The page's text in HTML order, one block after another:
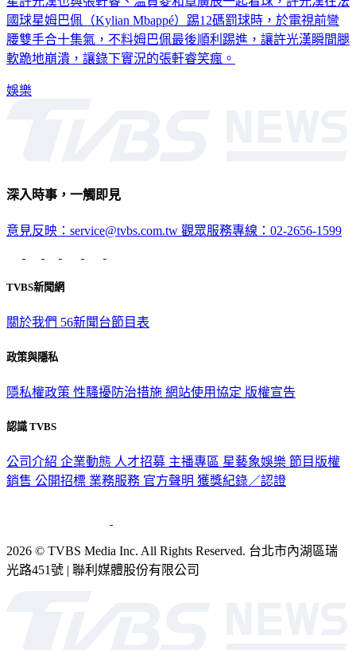
國球星姆巴佩（Kylian Mbappé）踢12碼罰球時，於電視前彎
腰雙手合十集氣，不料姆巴佩最後順利踢進，讓許光漢瞬間腿
軟跪地崩潰，讓錄下實況的張軒睿笑瘋。
娛樂
深入時事，一觸即見
意見反映：service@tvbs.com.tw 觀眾服務專線：02-2656-1599
TVBS新聞網
關於我們 56新聞台節目表
政策與隱私
隱私權政策 性騷擾防治措施 網站使用協定 版權宣告
認識 TVBS
公司介紹 企業動態 人才招募 主播專區 星藝象娛樂 節目版權
銷售 公開招標 業務服務 官方聲明 獲獎紀錄／認證
2026 © TVBS Media Inc. All Rights Reserved. 台北市內湖區瑞
光路451號 | 聯利媒體股份有限公司